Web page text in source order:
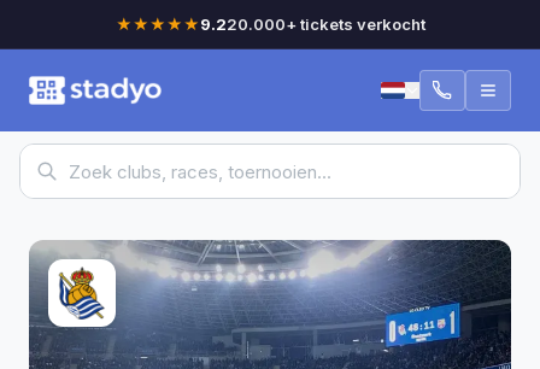
★★★★★9.220.000+ tickets verkocht